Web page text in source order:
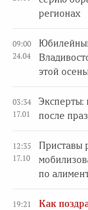
регионах
09:00
24.04
этой
03:34
17.01
Эксперты:
после
12:35
17.10
Приставы
по
19:21
Как